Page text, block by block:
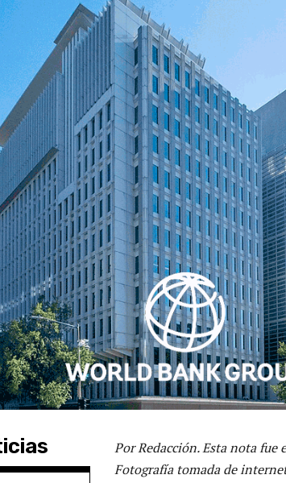
Por Redacción. Esta nota fue
Fotografía tomada de